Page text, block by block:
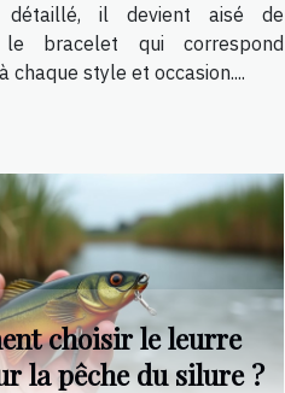
il devient aisé de
le bracelet qui correspond
chaque style et occasion....
choisir le leurre
la pêche du silure ?